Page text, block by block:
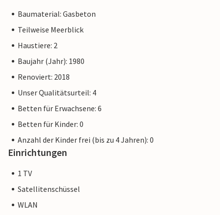
Baumaterial: Gasbeton
Teilweise Meerblick
Haustiere: 2
Baujahr (Jahr): 1980
Renoviert: 2018
Unser Qualitätsurteil: 4
Betten für Erwachsene: 6
Betten für Kinder: 0
Anzahl der Kinder frei (bis zu 4 Jahren): 0
Einrichtungen
1 TV
Satellitenschüssel
WLAN